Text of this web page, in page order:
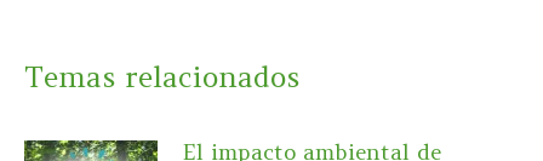
Temas relacionados
El impacto ambiental de